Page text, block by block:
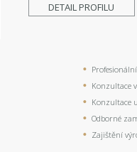
DETAIL PROFILU
Konzultace
Konzultace
Odborné
Zajištění